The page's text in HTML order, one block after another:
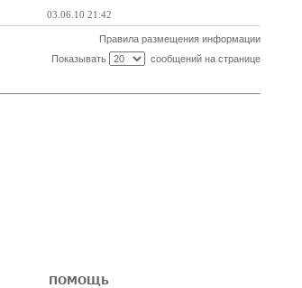
03.06.10 21:42
Правила размещения информации
Показывать
сообщений на странице
ПОМОЩЬ